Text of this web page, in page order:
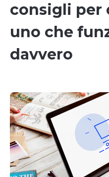
consigli per
uno che
davvero